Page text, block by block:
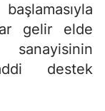
gelir elde
destek